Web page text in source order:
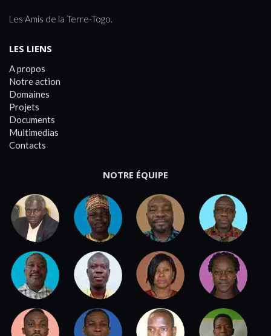
Les Amis de la Terre-Togo.
LES LIENS
A propos
Notre action
Domaines
Projets
Documents
Multimedias
Contacts
NOTRE ÉQUIPE